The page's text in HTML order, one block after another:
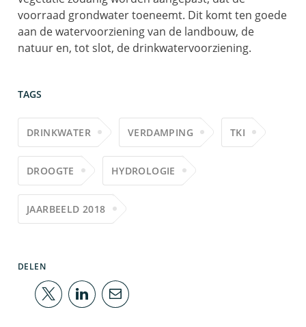
voorraad grondwater toeneemt. Dit komt ten goede
aan de watervoorziening van de landbouw, de
natuur en, tot slot, de drinkwatervoorziening.
TAGS
DRINKWATER VERDAMPING TKI
DROOGTE HYDROLOGIE
JAARBEELD 2018
DELEN